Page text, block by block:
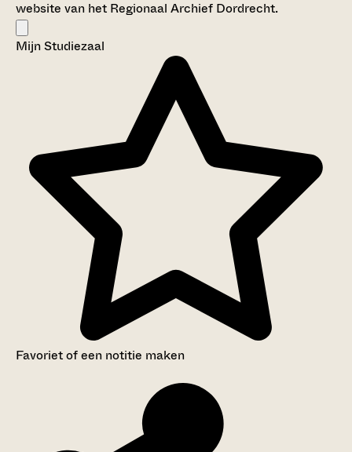
website van het Regionaal Archief Dordrecht.
Mijn Studiezaal
Favoriet of een notitie maken